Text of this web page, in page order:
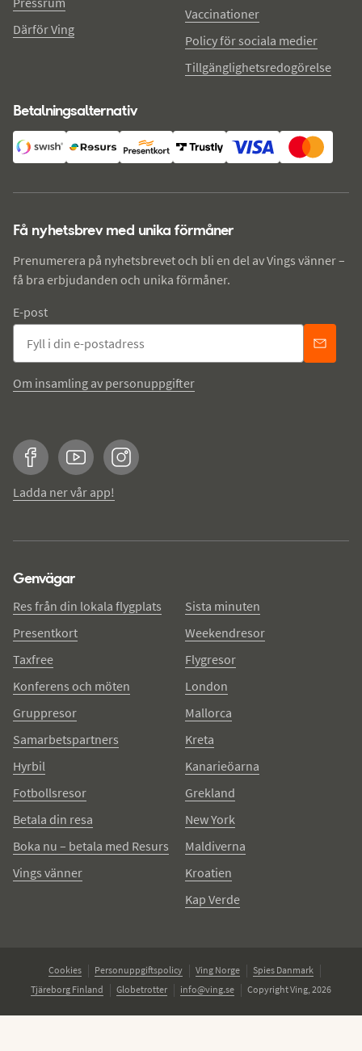
Därför Ving
Vaccinationer
Policy för sociala medier
Tillgänglighetsredogörelse
Betalningsalternativ
Få nyhetsbrev med unika förmåner
Prenumerera på nyhetsbrevet och bli en del av Vings vänner –
få bra erbjudanden och unika förmåner.
E-post
Om insamling av personuppgifter
FacebookYouTubeInstagram
Ladda ner vår app!
Genvägar
Res från din lokala flygplats
Presentkort
Taxfree
Konferens och möten
Gruppresor
Samarbetspartners
Hyrbil
Fotbollsresor
Betala din resa
Boka nu – betala med Resurs
Vings vänner
Sista minuten
Weekendresor
Flygresor
London
Mallorca
Kreta
Kanarieöarna
Grekland
New York
Maldiverna
Kroatien
Kap Verde
Cookies Personuppgiftspolicy Ving Norge
Spies Danmark
Tjäreborg Finland
Globetrotter info@ving.se Copyright Ving, 2026